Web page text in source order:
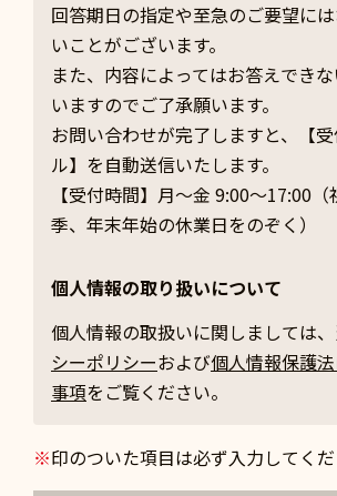
回答期日の指定や至急のご要望に
いことがございます。
また、内容によってはお答えでき
いますのでご了承願います。
お問い合わせが完了しますと、【
ル】を自動送信いたします。
【受付時間】月～金 9:00～17:00
季、年末年始の休業日をのぞく）
個人情報の取り扱いについて
個人情報の取扱いに関しましては
シーポリシーおよび個人情報保護
事項をご覧ください。
※印のついた項目は必ず入力してくだ